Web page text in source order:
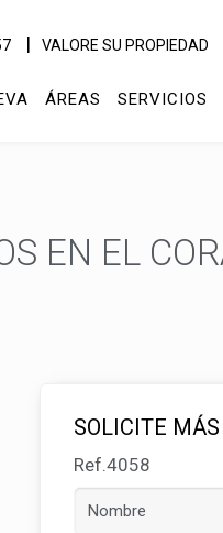
VALORE SU PROPIEDAD
ÁREAS SERVICIOS
EN EL
SOLICITE
Ref.4058